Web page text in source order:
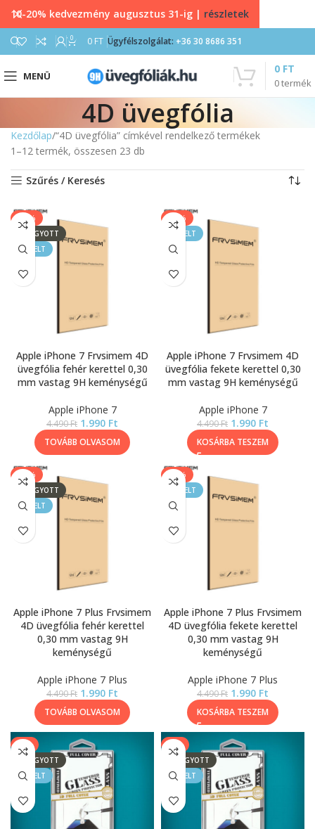
0 0 FT Ügyfélszolgálat: +36 30 8686 351
MENÜ
0termék
0 FT
4D üvegfólia
Kezdőlap “4D üvegfólia” címkével rendelkező termékek
1–12 termék, összesen 23 db
Szűrés / Keresés
-56%
ELFOGYOTT
KIEMELT
Apple iPhone 7 Frvsimem 4D
üvegfólia fehér kerettel 0,30
mm vastag 9H keménységű
Apple iPhone 7
4.490Ft 1.990 Ft
TOVÁBB OLVASOM
-56%
KIEMELT
Apple iPhone 7 Frvsimem 4D
üvegfólia fekete kerettel 0,30
mm vastag 9H keménységű
Apple iPhone 7
4.490Ft 1.990 Ft
KOSÁRBA TESZEM
-56%
ELFOGYOTT
KIEMELT
Apple iPhone 7 Plus Frvsimem
4D üvegfólia fehér kerettel
0,30 mm vastag 9H
keménységű
Apple iPhone 7 Plus
4.490Ft 1.990 Ft
TOVÁBB OLVASOM
-56%
KIEMELT
Apple iPhone 7 Plus Frvsimem
4D üvegfólia fekete kerettel
0,30 mm vastag 9H
keménységű
Apple iPhone 7 Plus
4.490Ft 1.990 Ft
KOSÁRBA TESZEM
-9%
ELFOGYOTT
KIEMELT
-9%
ELFOGYOTT
KIEMELT
10-20% kedvezmény augusztus 31-ig | részletek